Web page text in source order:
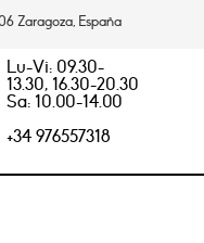
Zaragoza, España
Lu-Vi: 09.30-
13.30, 16.30-20.30
Sa: 10.00-14.00
+34 976557318